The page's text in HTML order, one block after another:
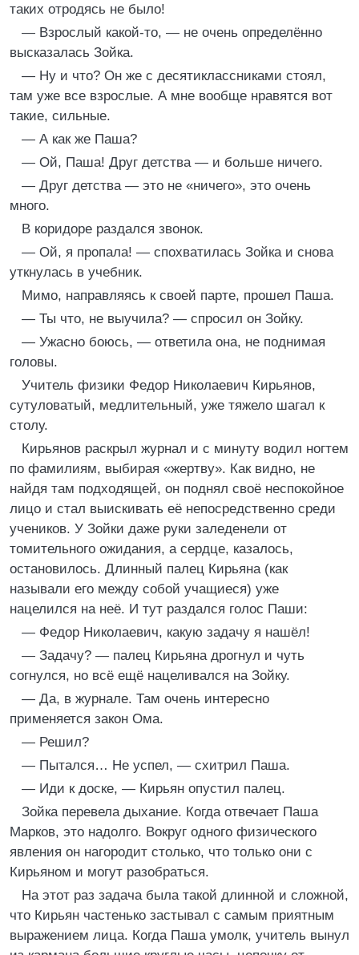
таких отродясь не было!
— Взрослый какой-то, — не очень определённо
высказалась Зойка.
— Ну и что? Он же с десятиклассниками стоял,
там уже все взрослые. А мне вообще нравятся вот
такие, сильные.
— А как же Паша?
— Ой, Паша! Друг детства — и больше ничего.
— Друг детства — это не «ничего», это очень
много.
В коридоре раздался звонок.
— Ой, я пропала! — спохватилась Зойка и снова
уткнулась в учебник.
Мимо, направляясь к своей парте, прошел Паша.
— Ты что, не выучила? — спросил он Зойку.
— Ужасно боюсь, — ответила она, не поднимая
головы.
Учитель физики Федор Николаевич Кирьянов,
сутуловатый, медлительный, уже тяжело шагал к
столу.
Кирьянов раскрыл журнал и с минуту водил ногтем
по фамилиям, выбирая «жертву». Как видно, не
найдя там подходящей, он поднял своё неспокойное
лицо и стал выискивать её непосредственно среди
учеников. У Зойки даже руки заледенели от
томительного ожидания, а сердце, казалось,
остановилось. Длинный палец Кирьяна (как
называли его между собой учащиеся) уже
нацелился на неё. И тут раздался голос Паши:
— Федор Николаевич, какую задачу я нашёл!
— Задачу? — палец Кирьяна дрогнул и чуть
согнулся, но всё ещё нацеливался на Зойку.
— Да, в журнале. Там очень интересно
применяется закон Ома.
— Решил?
— Пытался… Не успел, — схитрил Паша.
— Иди к доске, — Кирьян опустил палец.
Зойка перевела дыхание. Когда отвечает Паша
Марков, это надолго. Вокруг одного физического
явления он нагородит столько, что только они с
Кирьяном и могут разобраться.
На этот раз задача была такой длинной и сложной,
что Кирьян частенько застывал с самым приятным
выражением лица. Когда Паша умолк, учитель вынул